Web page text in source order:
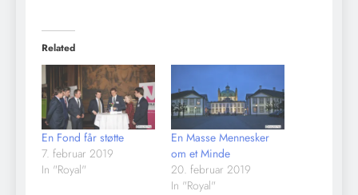
Related
En Fond får støtte
7. februar 2019
In "Royal"
En Masse Mennesker
om et Minde
20. februar 2019
In "Royal"